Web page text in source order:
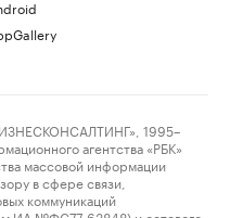
1995–
агентства «РБК»
массовой информации
в сфере связи,
коммуникаций